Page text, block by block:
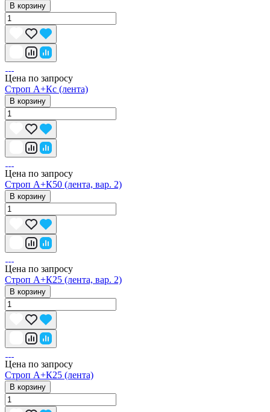
В корзину
Цена по запросу
Строп А+Кс (лента)
В корзину
Цена по запросу
Строп А+К50 (лента, вар. 2)
В корзину
Цена по запросу
Строп А+К25 (лента, вар. 2)
В корзину
Цена по запросу
Строп А+К25 (лента)
В корзину